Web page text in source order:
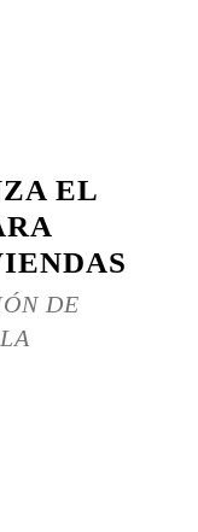
EL
DE